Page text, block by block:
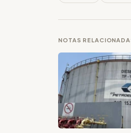
NOTAS